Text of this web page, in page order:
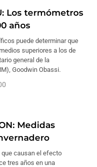
Los termómetros
años
puede determinar que
superiores a los de
general de la
Goodwin Obassi.
Medidas
causan el efecto
tres años en una